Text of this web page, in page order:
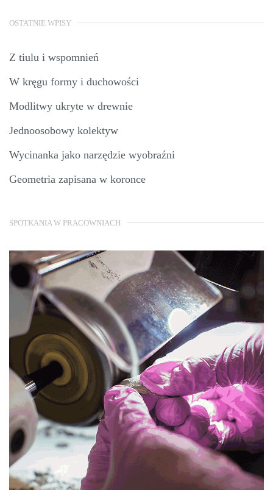
OSTATNIE WPISY
Z tiulu i wspomnień
W kręgu formy i duchowości
Modlitwy ukryte w drewnie
Jednoosobowy kolektyw
Wycinanka jako narzędzie wyobraźni
Geometria zapisana w koronce
SPOTKANIA W PRACOWNIACH